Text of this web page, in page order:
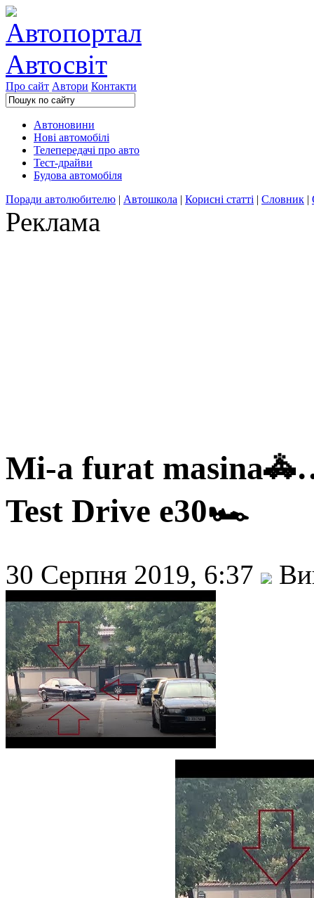
Про сайт Автори Контакти
Автоновини
Нові автомобілі
Телепередачі про авто
Тест-драйви
Будова автомобіля
Поради автолюбителю | Автошкола | Корисні статті | Словник |
Реклама
Mi-a furat
Test Drive e30🏎
30 Серпня 2019, 6:37